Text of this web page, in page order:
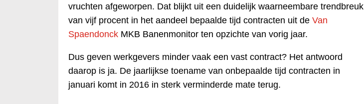
vruchten afgeworpen. Dat blijkt uit een duidelijk waarneembare trendbreuk
van vijf procent in het aandeel bepaalde tijd contracten uit de Van
Spaendonck MKB Banenmonitor ten opzichte van vorig jaar.
Dus geven werkgevers minder vaak een vast contract? Het antwoord
daarop is ja. De jaarlijkse toename van onbepaalde tijd contracten in
januari komt in 2016 in sterk verminderde mate terug.